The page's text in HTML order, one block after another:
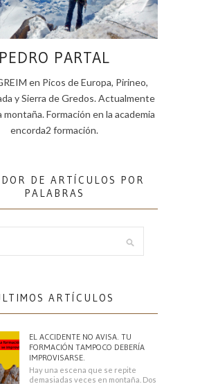
PEDRO PARTAL
en Picos de Europa, Pirineo,
y Sierra de Gredos. Actualmente
montaña. Formación en la academia
encorda2 formación.
DE ARTÍCULOS POR
PALABRAS
ARTÍCULOS
EL ACCIDENTE NO AVISA. TU
FORMACIÓN TAMPOCO DEBERÍA
IMPROVISARSE.
Hay una escena que se repite
demasiadas veces en montaña. Dos